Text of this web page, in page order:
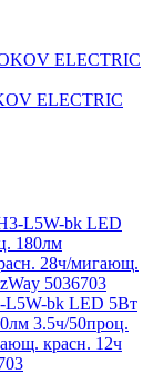
ELECTRIC
L5W-bk LED 5Вт
3.5ч/50проц.
красн. 12ч